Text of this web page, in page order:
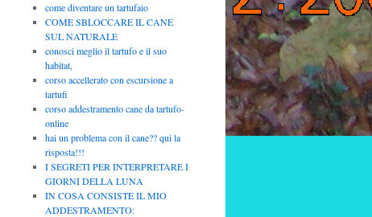
come diventare un tartufaio
COME SBLOCCARE IL CANE
SUL NATURALE
conosci meglio il tartufo e il suo
habitat,
corso accellerato con escursione a
tartufi
corso addestramento cane da tartufo-
online
hai un problema con il cane?? qui la
risposta!!!
I SEGRETI PER INTERPRETARE I
GIORNI DELLA LUNA
IN COSA CONSISTE IL MIO
ADDESTRAMENTO: